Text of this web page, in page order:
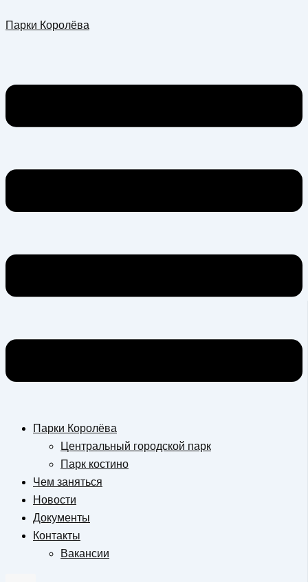
к
Парки Королёва
Парки Королёва
Центральный городской парк
Парк костино
Чем заняться
Новости
Документы
Контакты
Вакансии